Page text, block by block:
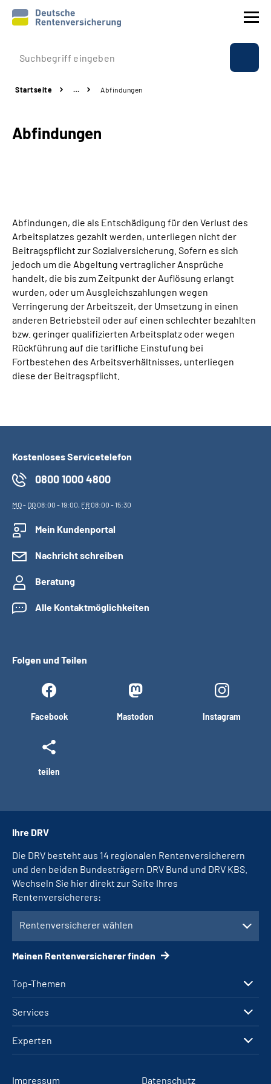
Prävention
Rente
Über uns & Presse
Online-Services
Suche
Language
Inhalte in Gebärdensprache (DGS)
Startseite … Abfindungen
Abfindungen
Abfindungen, die als Entschädigung für den Verlust des
Arbeitsplatzes gezahlt werden, unterliegen nicht der
Beitragspflicht zur Sozialversicherung. Sofern es sich
jedoch um die Abgeltung vertraglicher Ansprüche
handelt, die bis zum Zeitpunkt der Auflösung erlangt
wurden, oder um Ausgleichszahlungen wegen
Verringerung der Arbeitszeit, der Umsetzung in einen
anderen Betriebsteil oder auf einen schlechter bezahlten
bzw. geringer qualifizierten Arbeitsplatz oder wegen
Rückführung auf die tarifliche Einstufung bei
Fortbestehen des Arbeitsverhältnisses, unterliegen
diese der Beitragspflicht.
Kostenloses Servicetelefon
0800 1000 4800
MO- DO08:00 - 19:00, FR08:00 - 15:30
Mein Kundenportal
Nachricht schreiben
Beratung
Alle Kontaktmöglichkeiten
Folgen und Teilen
Facebook Mastodon Instagram
teilen
Top-Themen
Services
Experten
Ihre DRV
Die DRV besteht aus 14 regionalen Rentenversicherern
und den beiden Bundesträgern DRV Bund und DRV KBS.
Wechseln Sie hier direkt zur Seite Ihres
Rentenversicherers:
Rentenversicherer wählen
Meinen Rentenversicherer finden
Impressum Datenschutz